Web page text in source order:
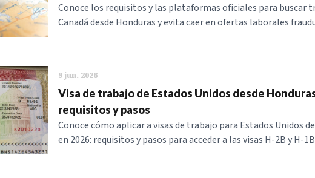
Conoce los requisitos y las plataformas oficiales para buscar
Canadá desde Honduras y evita caer en ofertas laborales
9 jun. 2026
Visa de trabajo de Estados Unidos desde
requisitos y pasos
Conoce cómo aplicar a visas de trabajo para Estados Unidos
en 2026: requisitos y pasos para acceder a las visas H-2B y H-